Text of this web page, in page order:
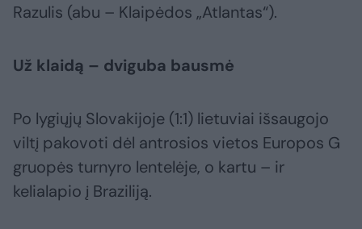
Razulis (abu – Klaipėdos „Atlantas“).
Už klaidą – dviguba bausmė
Po lygiųjų Slovakijoje (1:1) lietuviai išsaugojo
viltį pakovoti dėl antrosios vietos Europos G
gruopės turnyro lentelėje, o kartu – ir
kelialapio į Braziliją.